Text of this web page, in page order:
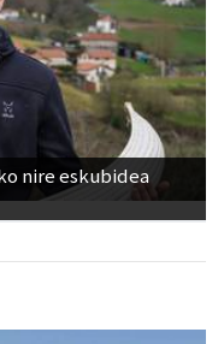
nire eskubidea